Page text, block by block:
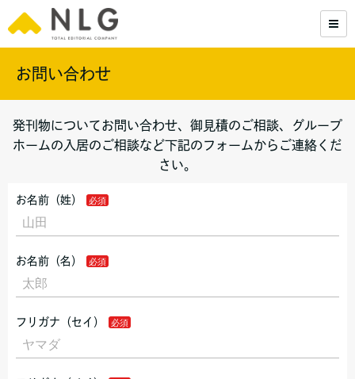
お問い合わせ
発刊物についてお問い合わせ、御見積のご相談、グループ
ホームの入居のご相談など下記のフォームからご連絡くだ
さい。
お名前（姓）
お名前（名）
フリガナ（セイ）